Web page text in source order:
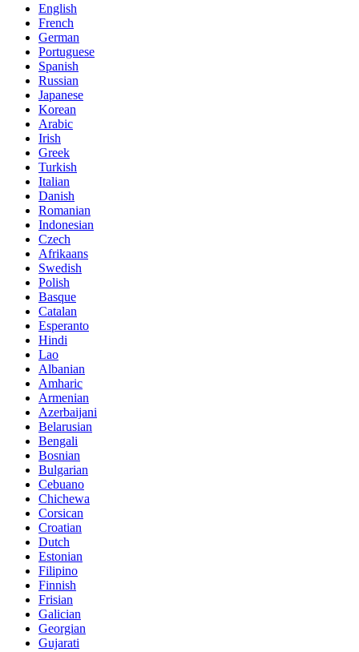
English
French
German
Portuguese
Spanish
Russian
Japanese
Korean
Arabic
Irish
Greek
Turkish
Italian
Danish
Romanian
Indonesian
Czech
Afrikaans
Swedish
Polish
Basque
Catalan
Esperanto
Hindi
Lao
Albanian
Amharic
Armenian
Azerbaijani
Belarusian
Bengali
Bosnian
Bulgarian
Cebuano
Chichewa
Corsican
Croatian
Dutch
Estonian
Filipino
Finnish
Frisian
Galician
Georgian
Gujarati